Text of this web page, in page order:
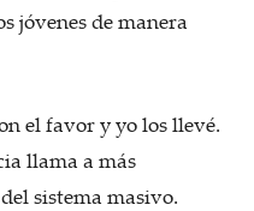
jóvenes de manera
el favor y yo los llevé.
llama a más
sistema masivo.